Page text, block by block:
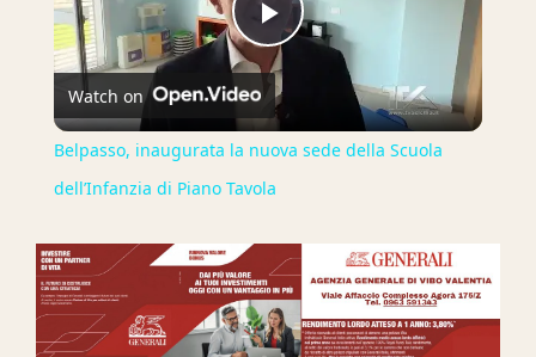
Play
Video
Watch on
Belpasso, inaugurata la nuova sede della Scuola
dell’Infanzia di Piano Tavola